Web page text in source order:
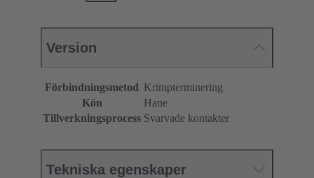
Version
Förbindningsmetod Krimpterminering
Kön
Hane
Tillverkningsprocess Svarvade kontakter
Tekniska egenskaper